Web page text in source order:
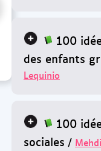
100
des enfants
Lequinio
100
sociales /